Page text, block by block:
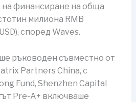
на финансиране на обща
милиона RMB
според Waves.
ръководен съвместно от
Partners China, с
Fund, Shenzhen Capital
Pre-A+ включваше